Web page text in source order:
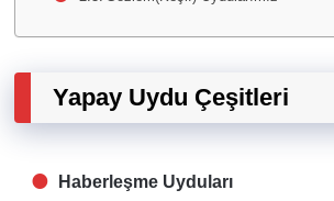
Yapay Uydu Çeşitleri
Haberleşme Uyduları